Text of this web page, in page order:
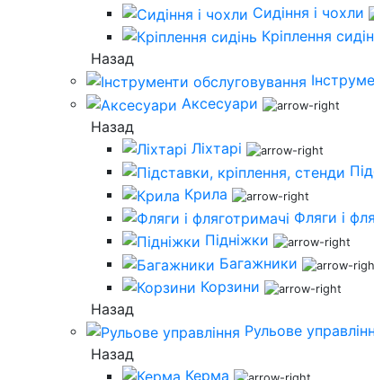
Сидіння і чохли
Кріплення
Назад
Аксесуари
Назад
Ліхтарі
Крила
Фляги і
Підніжки
Багажники
Корзини
Назад
Рульове
Назад
Керма